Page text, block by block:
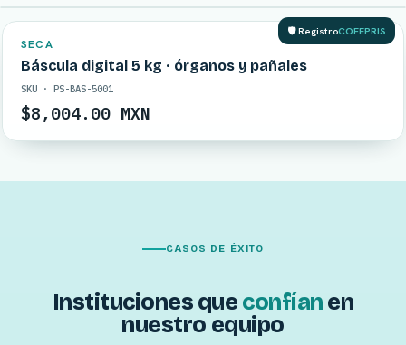
SECA
Báscula digital 5 kg · órganos y pañales
SKU · PS-BAS-5001
$8,004.00 MXN
🛡️ RegistroCOFEPRIS
CASOS DE ÉXITO
Instituciones que confían en
nuestro equipo